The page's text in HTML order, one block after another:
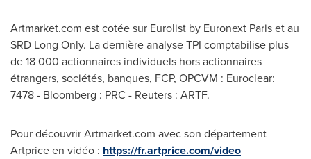
Artmarket.com est cotée sur Eurolist by Euronext Paris et au
SRD Long Only. La dernière analyse TPI comptabilise plus
de 18 000 actionnaires individuels hors actionnaires
étrangers, sociétés, banques, FCP, OPCVM : Euroclear:
7478 - Bloomberg : PRC - Reuters : ARTF.
Pour découvrir Artmarket.com avec son département
Artprice en vidéo : https://fr.artprice.com/video